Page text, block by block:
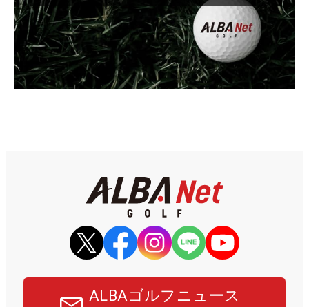
ALBAゴルフニュース